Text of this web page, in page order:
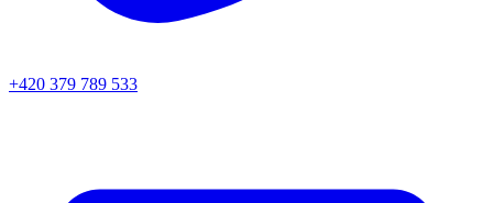
+420 379 789 533